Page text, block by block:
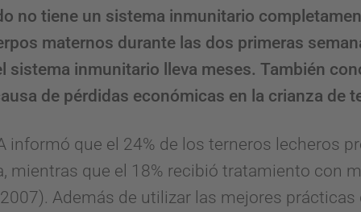
no tiene un sistema inmunitario
maternos durante las dos primeras
sistema inmunitario lleva meses. También
de pérdidas económicas en la crianza de
informó que el 24% de los terneros lecheros
mientras que el 18% recibió tratamiento con
Además de utilizar las mejores prácticas